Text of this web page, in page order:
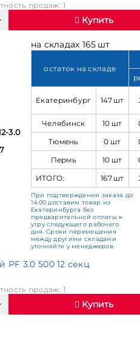
продаж: 1
Купить
3.0
на складах 165 шт
остаток на складе
Екатеринбург 147 шт
Челябинск 10 шт
Тюмень
0 шт
Пермь
10 шт
ИТОГО:
167 шт
При подтверждении заказа до
14:00 доставим товар из
Екатеринбурга без
предварительной оплаты к
утру следующего рабочего
дня. Сроки перемещения
между другими складами
уточняйте у менеджеров.
PF 3.0 500 12 секц
продаж: 1
Купить